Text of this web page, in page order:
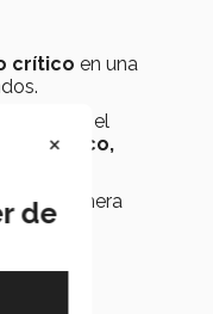
crítico en una
por el
crítico,
de manera
×
de